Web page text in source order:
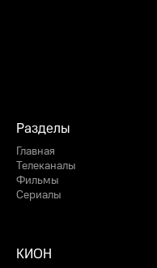
Разделы
Главная
Телеканалы
Фильмы
Сериалы
КИОН